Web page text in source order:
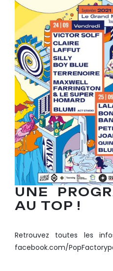
UNE
AU TOP !
Retrouvez toutes les
facebook.com/